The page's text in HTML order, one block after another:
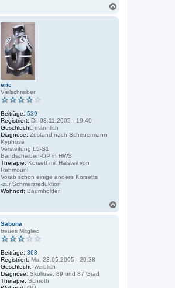
eric
Vielschreiber
Beiträge: 539
Registriert: Di, 08.11.2005 - 19:40
Geschlecht: männlich
Diagnose: Zustand nach Scheuermann
Kyphose
Versteifung L5-S1
Bandscheiben-OP in HWS
Therapie: Korsett mit Halsteil von
Rahmouni
Vorab schon einige andere Korsetts
-zur Schmerzreduktion
Wohnort: Baumholder
Sabona
treues Mitglied
Beiträge: 363
Registriert: Mo, 23.05.2005 - 20:38
Geschlecht: weiblich
Diagnose: Skoliose, 89 und 87 Grad
Therapie: Schroth